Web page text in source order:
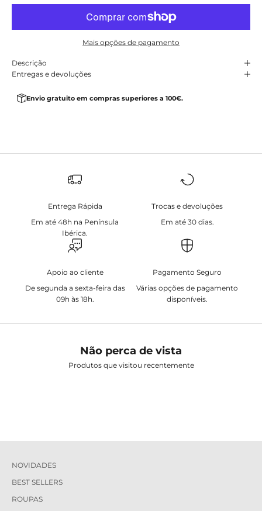
Mais opções de pagamento
Descrição
Entregas e devoluções
Envio gratuito em compras superiores a 100€.
Entrega Rápida
Em até 48h na Península
Ibérica.
Trocas e devoluções
Em até 30 dias.
Apoio ao cliente
De segunda a sexta-feira das
09h às 18h.
Pagamento Seguro
Várias opções de pagamento
disponíveis.
Não perca de vista
Produtos que visitou recentemente
NOVIDADES
BEST SELLERS
ROUPAS